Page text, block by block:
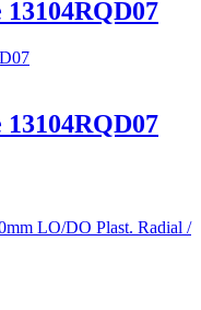
LO/DO Plast. Radial /